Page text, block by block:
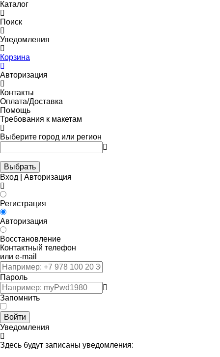
Каталог
Поиск
Уведомления
Корзина
Авторизация
Контакты
Оплата/Доставка
Помощь
Требования к макетам
Выберите город или регион
Выбрать
Вход | Авторизация
Регистрация
Авторизация
Восстановление
Контактный телефон
или e-mail
Пароль
Запомнить
Войти
Уведомления
Здесь будут записаны уведомления: